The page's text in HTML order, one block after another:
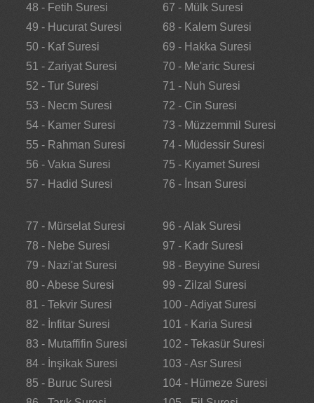
48 - Fetih Suresi
49 - Hucurat Suresi
50 - Kaf Suresi
51 - Zariyat Suresi
52 - Tur Suresi
53 - Necm Suresi
54 - Kamer Suresi
55 - Rahman Suresi
56 - Vakıa Suresi
57 - Hadid Suresi
67 - Mülk Suresi
68 - Kalem Suresi
69 - Hakka Suresi
70 - Me'aric Suresi
71 - Nuh Suresi
72 - Cin Suresi
73 - Müzzemmil Suresi
74 - Müdessir Suresi
75 - Kıyamet Suresi
76 - İnsan Suresi
77 - Mürselat Suresi
78 - Nebe Suresi
79 - Nazi'at Suresi
80 - Abese Suresi
81 - Tekvir Suresi
82 - İnfitar Suresi
83 - Mutaffifin Suresi
84 - İnşikak Suresi
85 - Buruc Suresi
96 - Alak Suresi
97 - Kadr Suresi
98 - Beyyine Suresi
99 - Zilzal Suresi
100 - Adiyat Suresi
101 - Karia Suresi
102 - Tekasür Suresi
103 - Asr Suresi
104 - Hümeze Suresi